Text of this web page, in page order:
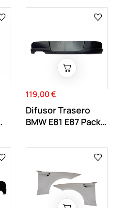
Precio
119,00 €
Difusor Trasero
BMW E81 E87 Pack